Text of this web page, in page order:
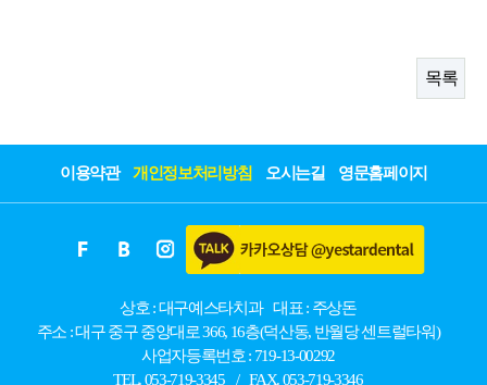
목록
이용약관 개인정보처리방침 오시는길 영문홈페이지
상호 : 대구예스타치과
대표 : 주상돈
주소 : 대구 중구 중앙대로 366, 16층(덕산동, 반월당 센트럴타워)
사업자등록번호 : 719-13-00292
TEL. 053-719-3345
/ FAX. 053-719-3346